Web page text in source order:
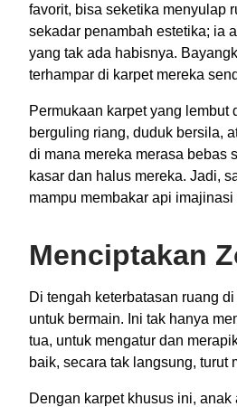
favorit, bisa seketika menyulap
sekadar penambah estetika; ia
yang tak ada habisnya.
terhampar di karpet mereka
Permukaan karpet yang
berguling riang, duduk bersila,
di mana mereka merasa bebas
kasar dan halus mereka. Jadi,
mampu membakar api
Menciptakan
Di tengah keterbatasan ruang
untuk bermain. Ini tak hanya
tua, untuk mengatur dan
baik, secara tak langsung,
Dengan karpet khusus ini,